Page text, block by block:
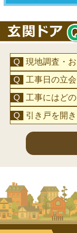
現地調査・
工事日の立
工事にはど
引き戸を開